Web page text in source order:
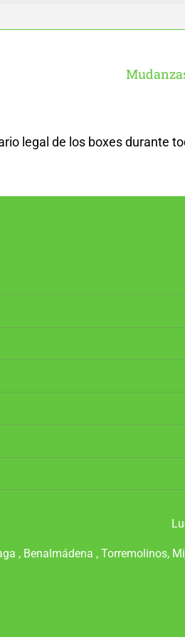
legal de los boxes durante
, Benalmádena , Torremolinos,